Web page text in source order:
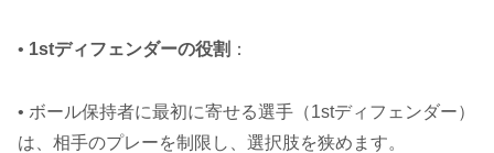
• 1stディフェンダーの役割 ：
• ボール保持者に最初に寄せる選手（1stディフェンダー）
は、相手のプレーを制限し、選択肢を狭めます。